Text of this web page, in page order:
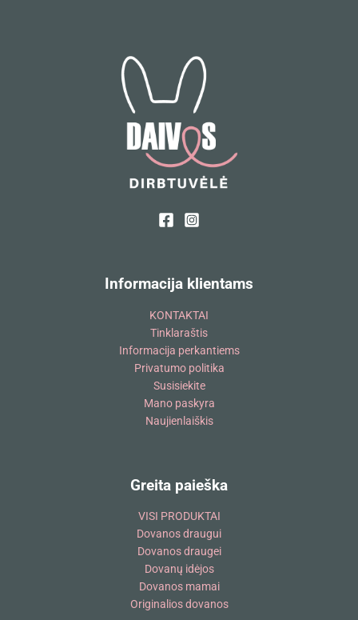
Informacija klientams
KONTAKTAI
Tinklaraštis
Informacija perkantiems
Privatumo politika
Susisiekite
Mano paskyra
Naujienlaiškis
Greita paieška
VISI PRODUKTAI
Dovanos draugui
Dovanos draugei
Dovanų idėjos
Dovanos mamai
Originalios dovanos